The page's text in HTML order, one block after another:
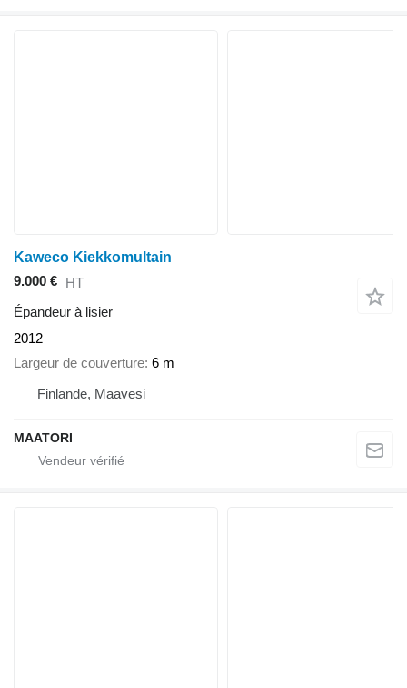
Kaweco Kiekkomultain
9.000 € HT
Épandeur à lisier
2012
Largeur de couverture 6 m
Finlande, Maavesi
MAATORI